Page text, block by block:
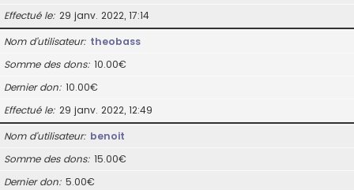
Effectué le 29 janv. 2022, 17:14
Nom d’utilisateur theobass
Somme des dons 10.00€
Dernier don 10.00€
Effectué le 29 janv. 2022, 12:49
Nom d’utilisateur benoit
Somme des dons 15.00€
Dernier don 5.00€